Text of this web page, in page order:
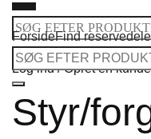
Søg
efter:
Log ind / Opret en
ForsideFind reservedele
Søg
efter:
Styr/